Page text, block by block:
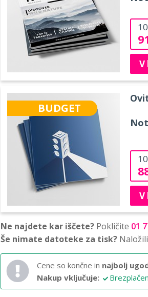
V
BUDGET
V
Ne najdete kar iščete? Pokličite 01
Še nimate datoteke za tisk?
Cene so končne in najbolj
Nakup vključuje: